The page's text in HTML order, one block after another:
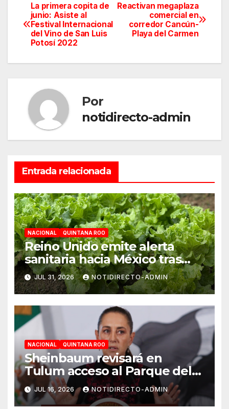
Navegación
de
Reactivan megaplaza
comercial en
corredor Cancún-
Playa del Carmen
La primera copita de
junio: Asiste al
Festival Internacional
del Vino de San Luis
Potosí 2022
Por
notidirecto-admin
Entrada relacionada
NACIONAL QUINTANA ROO
Reino Unido emite alerta
sanitaria hacia México tras
aumento de cuadros de
diarrea explosiva en turistas
JUL 31, 2026 NOTIDIRECTO-ADMIN
NACIONAL QUINTANA ROO
Sheinbaum revisará en
Tulum acceso al Parque del
Jaguar, sargazo y Tren Maya
de carga
JUL 16, 2026 NOTIDIRECTO-ADMIN